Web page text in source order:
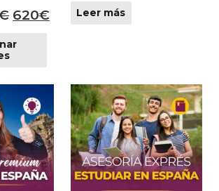
El
original
660€.
620€
620€.
múltiples
variantes.
Las
opciones
se
pueden
elegir
Leer más